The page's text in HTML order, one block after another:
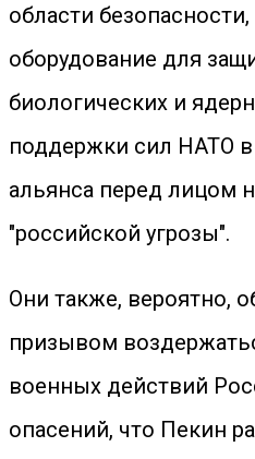
области
оборудование для
биологических и
поддержки сил НАТО в
альянса перед лицом
"российской угрозы".
Они также, вероятно,
призывом
военных действий
опасений, что Пекин